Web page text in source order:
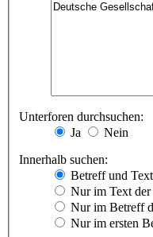
Unterforen durchsuchen:
Ja
Nein
Innerhalb suchen:
Betreff und
Nur im Text der
Nur im Betreff
Nur im ersten